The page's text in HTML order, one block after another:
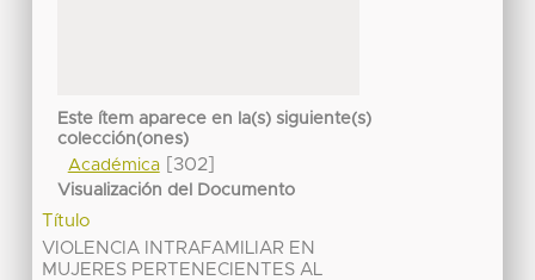
Este ítem aparece en la(s) siguiente(s)
colección(ones)
Académica[302]
Visualización del Documento
Título
VIOLENCIA INTRAFAMILIAR EN
MUJERES PERTENECIENTES AL